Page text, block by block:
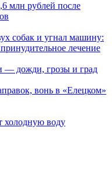
млн рублей после
собак и угнал машину:
лечение
— дожди, грозы и град
вонь в «Елецком»
холодную воду